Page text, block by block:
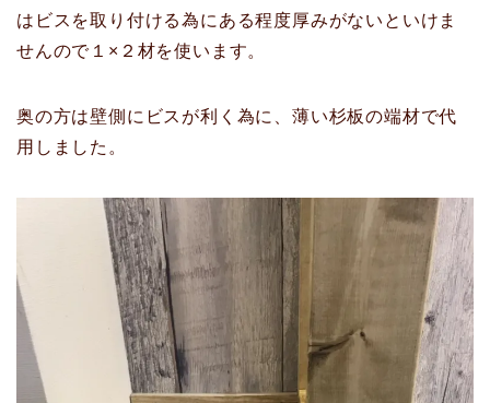
はビスを取り付ける為にある程度厚みがないといけま
せんので１×２材を使います。
奥の方は壁側にビスが利く為に、薄い杉板の端材で代
用しました。